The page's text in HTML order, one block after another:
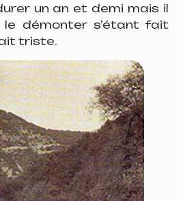
un an et demi mais il
le démonter s’étant fait
triste.